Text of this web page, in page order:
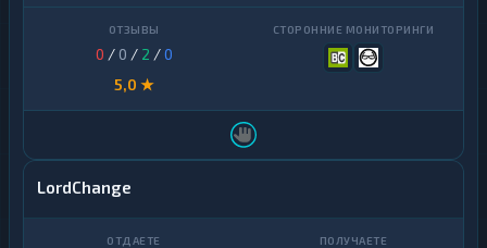
0 / 0 / 2 /0
5,0 ★
LordChange